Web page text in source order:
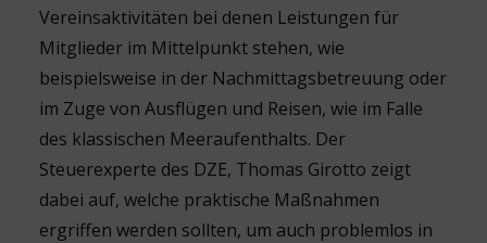
Vereinsaktivitäten bei denen Leistungen für
Mitglieder im Mittelpunkt stehen, wie
beispielsweise in der Nachmittagsbetreuung oder
im Zuge von Ausflügen und Reisen, wie im Falle
des klassischen Meeraufenthalts. Der
Steuerexperte des DZE, Thomas Girotto zeigt
dabei auf, welche praktische Maßnahmen
ergriffen werden sollten, um auch problemlos in